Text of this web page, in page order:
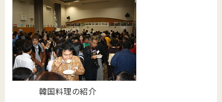
韓国料理の紹介